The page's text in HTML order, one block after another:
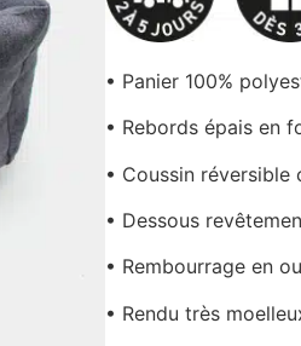
• Panier 100%
• Rebords épais en
• Coussin
• Dessous
• Rembourrage en
• Rendu très